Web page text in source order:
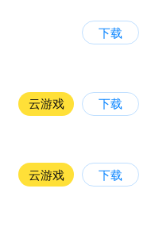
下载
云游戏 下载
云游戏 下载